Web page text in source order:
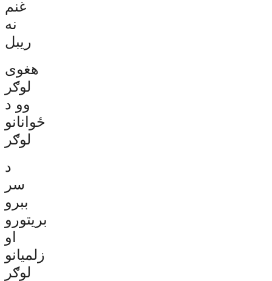
غنم
نه
ریبل
هغوی
لوګر
وو د
ځوانانو
لوګر
د
سر
ببرو
بریتورو
او
زلمیانو
لوګر